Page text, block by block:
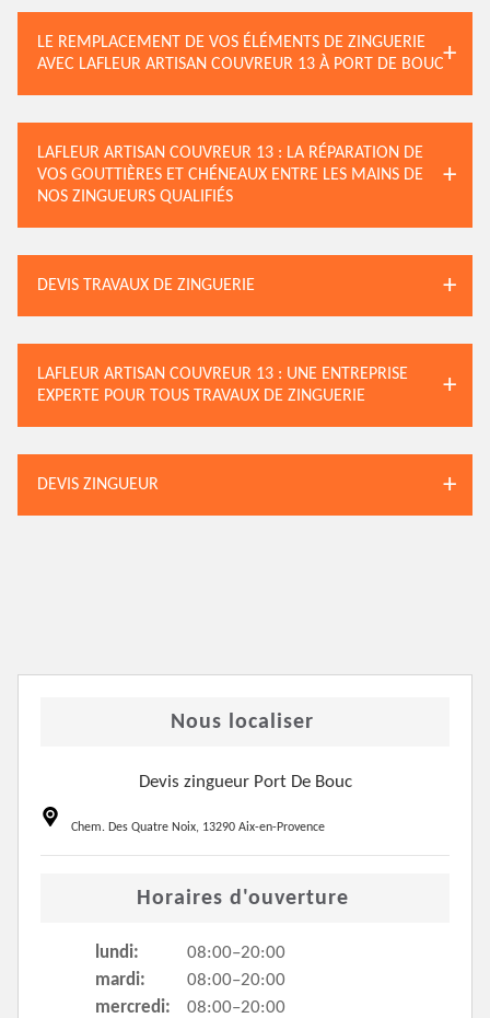
LE REMPLACEMENT DE VOS ÉLÉMENTS DE ZINGUERIE
AVEC LAFLEUR ARTISAN COUVREUR 13 À PORT DE BOUC
LAFLEUR ARTISAN COUVREUR 13 : LA RÉPARATION DE
VOS GOUTTIÈRES ET CHÉNEAUX ENTRE LES MAINS DE
NOS ZINGUEURS QUALIFIÉS
DEVIS TRAVAUX DE ZINGUERIE
LAFLEUR ARTISAN COUVREUR 13 : UNE ENTREPRISE
EXPERTE POUR TOUS TRAVAUX DE ZINGUERIE
DEVIS ZINGUEUR
Nous localiser
Devis zingueur Port De Bouc
Chem. Des Quatre Noix, 13290 Aix-en-Provence
Horaires d'ouverture
lundi:
08:00–20:00
mardi:
08:00–20:00
mercredi:
08:00–20:00